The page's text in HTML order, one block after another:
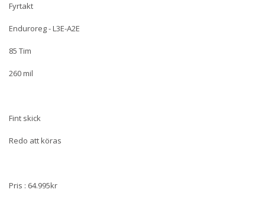
Fyrtakt
Enduroreg - L3E-A2E
85 Tim
260 mil
Fint skick
Redo att köras
Pris : 64.995kr